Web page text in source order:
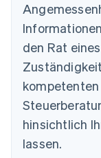
den Rat
hinsichtlich
lassen.
English
Dänemark
English
Deutschland
Deutsch English
Estland
简体中文
Finnland
English